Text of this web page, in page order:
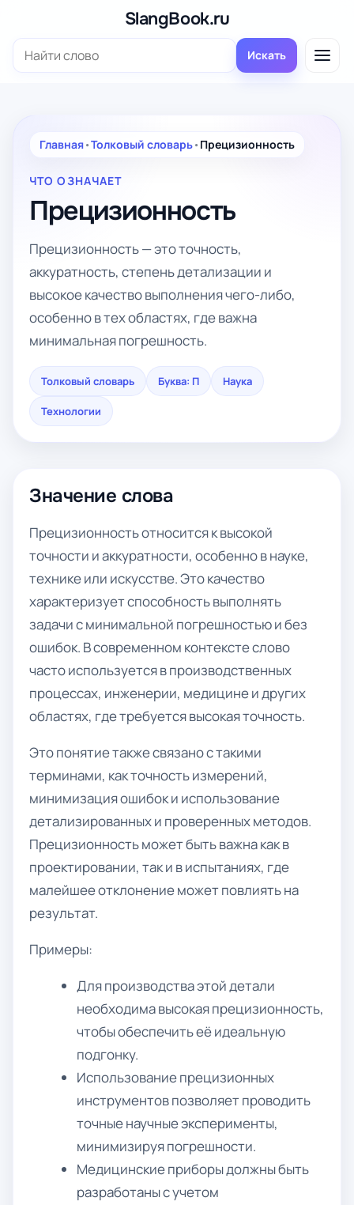
содержимому
SlangBook.ru
Поиск: Искать
Главная•Толковый словарь• Прецизионность
ЧТО ОЗНАЧАЕТ
Прецизионность
Прецизионность — это точность,
аккуратность, степень детализации и
высокое качество выполнения чего-либо,
особенно в тех областях, где важна
минимальная погрешность.
Толковый словарь Буква: П Наука
Технологии
Значение слова
Прецизионность относится к высокой
точности и аккуратности, особенно в науке,
технике или искусстве. Это качество
характеризует способность выполнять
задачи с минимальной погрешностью и без
ошибок. В современном контексте слово
часто используется в производственных
процессах, инженерии, медицине и других
областях, где требуется высокая точность.
Это понятие также связано с такими
терминами, как точность измерений,
минимизация ошибок и использование
детализированных и проверенных методов.
Прецизионность может быть важна как в
проектировании, так и в испытаниях, где
малейшее отклонение может повлиять на
результат.
Примеры:
Для производства этой детали
необходима высокая прецизионность,
чтобы обеспечить её идеальную
подгонку.
Использование прецизионных
инструментов позволяет проводить
точные научные эксперименты,
минимизируя погрешности.
Медицинские приборы должны быть
разработаны с учетом